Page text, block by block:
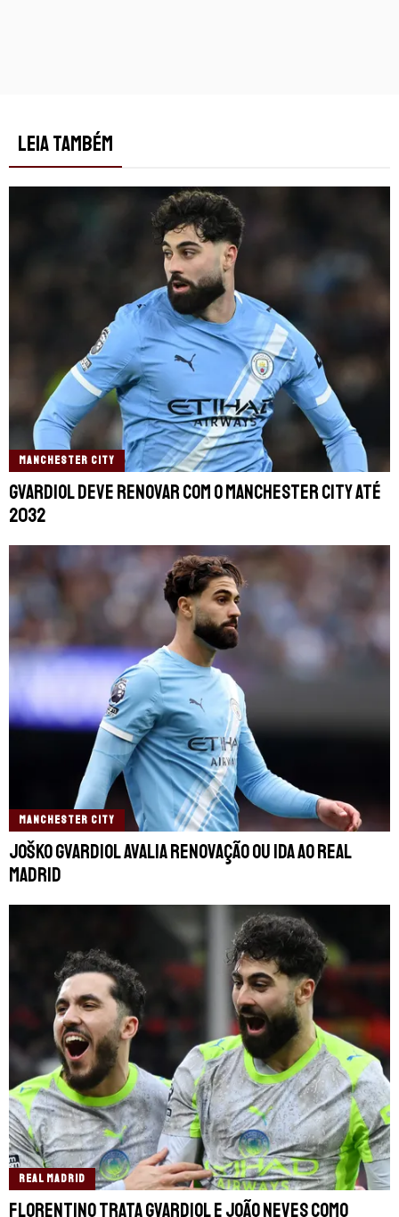
LEIA TAMBÉM
MANCHESTER CITY
Gvardiol deve renovar com o Manchester City até
2032
MANCHESTER CITY
Joško Gvardiol avalia renovação ou ida ao Real
Madrid
REAL MADRID
Florentino trata Gvardiol e João Neves como